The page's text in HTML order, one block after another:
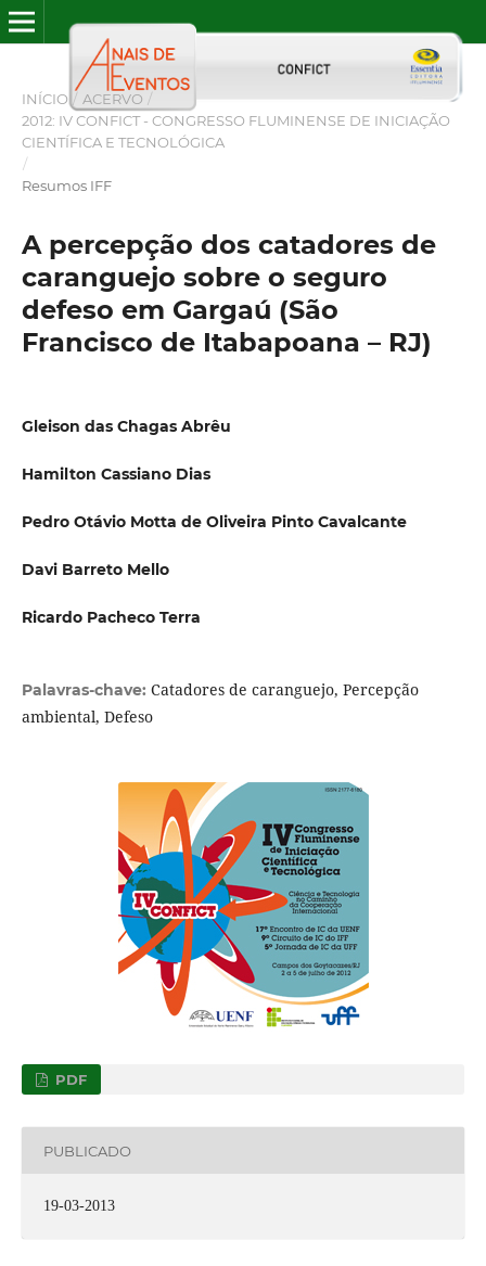
INÍCIO / ACERVO /
2012: IV CONFICT - CONGRESSO FLUMINENSE DE INICIAÇÃO
CIENTÍFICA E TECNOLÓGICA
/
Resumos IFF
A percepção dos catadores de
caranguejo sobre o seguro
defeso em Gargaú (São
Francisco de Itabapoana – RJ)
Gleison das Chagas Abrêu
Hamilton Cassiano Dias
Pedro Otávio Motta de Oliveira Pinto Cavalcante
Davi Barreto Mello
Ricardo Pacheco Terra
Palavras-chave: Catadores de caranguejo, Percepção
ambiental, Defeso
PDF
PUBLICADO
19-03-2013